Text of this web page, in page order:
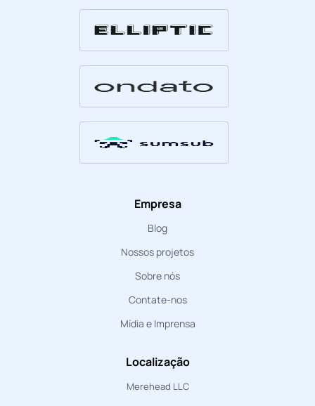
Empresa
Blog
Nossos projetos
Sobre nós
Contate-nos
Mídia e Imprensa
Localização
Merehead LLC